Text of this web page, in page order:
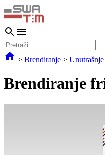
> Brendiranje >
Brendiranje